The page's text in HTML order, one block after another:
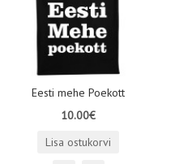
Eesti mehe Poekott
10.00€
Lisa ostukorvi